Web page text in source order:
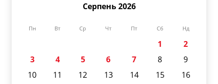
Серпень 2026
Пн Вт Ср Чт Пт Сб Нд
1
2
3
4 5 6 7 8
9
10
11 12 13 14 15
16